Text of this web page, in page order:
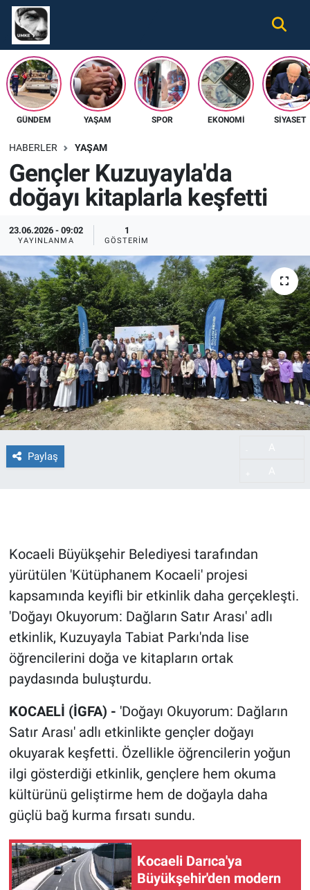
GÜNDEM YAŞAM SPOR EKONOMI SIYASET
HABERLER YAŞAM
Gençler Kuzuyayla'da
doğayı kitaplarla keşfetti
23.06.2026 - 09:02
YAYINLANMA
1
GÖSTERIM
Paylaş
Kocaeli Büyükşehir Belediyesi tarafından
yürütülen 'Kütüphanem Kocaeli' projesi
kapsamında keyifli bir etkinlik daha gerçekleşti.
'Doğayı Okuyorum: Dağların Satır Arası' adlı
etkinlik, Kuzuyayla Tabiat Parkı'nda lise
öğrencilerini doğa ve kitapların ortak
paydasında buluşturdu.
KOCAELİ (İGFA) - 'Doğayı Okuyorum: Dağların
Satır Arası' adlı etkinlikte gençler doğayı
okuyarak keşfetti. Özellikle öğrencilerin yoğun
ilgi gösterdiği etkinlik, gençlere hem okuma
kültürünü geliştirme hem de doğayla daha
güçlü bağ kurma fırsatı sundu.
Kocaeli Darıca'ya
Büyükşehir'den modern
Gündem
Ekonomi
Spor
Tüm Haberler
İletişim
Künye
Nöbetçi Eczaneler
Hava Durumu
Namaz Vakitleri
Süper Lig Puan Durumu ve Fikstür
Tüm Manşetler
Son Dakika Haberleri
Haber Arşivi